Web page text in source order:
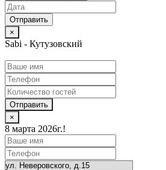
×
Sabi - Кутузовский
Отправить
×
8 марта 2026г.!